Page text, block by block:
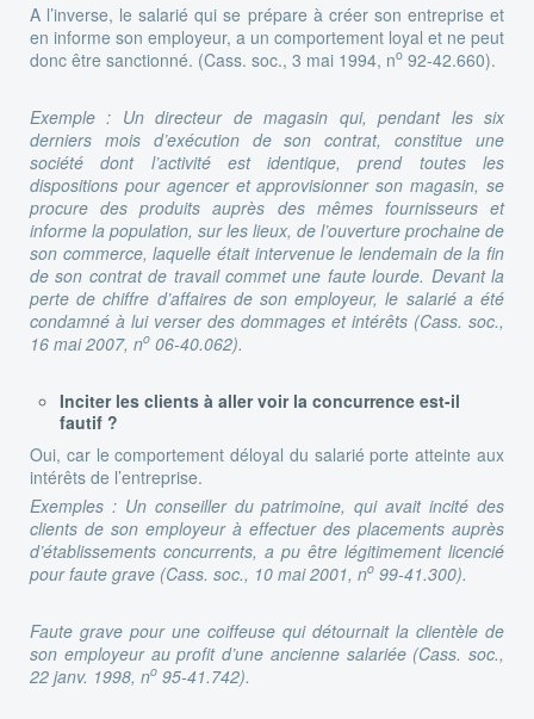
A l’inverse, le salarié qui se prépare à créer son entreprise et
en informe son employeur, a un comportement loyal et ne peut
donc être sanctionné. (Cass. soc., 3 mai 1994, no 92-42.660).
Exemple : Un directeur de magasin qui, pendant les six
derniers mois d’exécution de son contrat, constitue une
société dont l’activité est identique, prend toutes les
dispositions pour agencer et approvisionner son magasin, se
procure des produits auprès des mêmes fournisseurs et
informe la population, sur les lieux, de l’ouverture prochaine de
son commerce, laquelle était intervenue le lendemain de la fin
de son contrat de travail commet une faute lourde. Devant la
perte de chiffre d’affaires de son employeur, le salarié a été
condamné à lui verser des dommages et intérêts (Cass. soc.,
16 mai 2007, no 06-40.062).
Inciter les clients à aller voir la concurrence est-il
fautif ?
Oui, car le comportement déloyal du salarié porte atteinte aux
intérêts de l’entreprise.
Exemples : Un conseiller du patrimoine, qui avait incité des
clients de son employeur à effectuer des placements auprès
d’établissements concurrents, a pu être légitimement licencié
pour faute grave (Cass. soc., 10 mai 2001, no 99-41.300).
Faute grave pour une coiffeuse qui détournait la clientèle de
son employeur au profit d’une ancienne salariée (Cass. soc.,
22 janv. 1998, no 95-41.742).